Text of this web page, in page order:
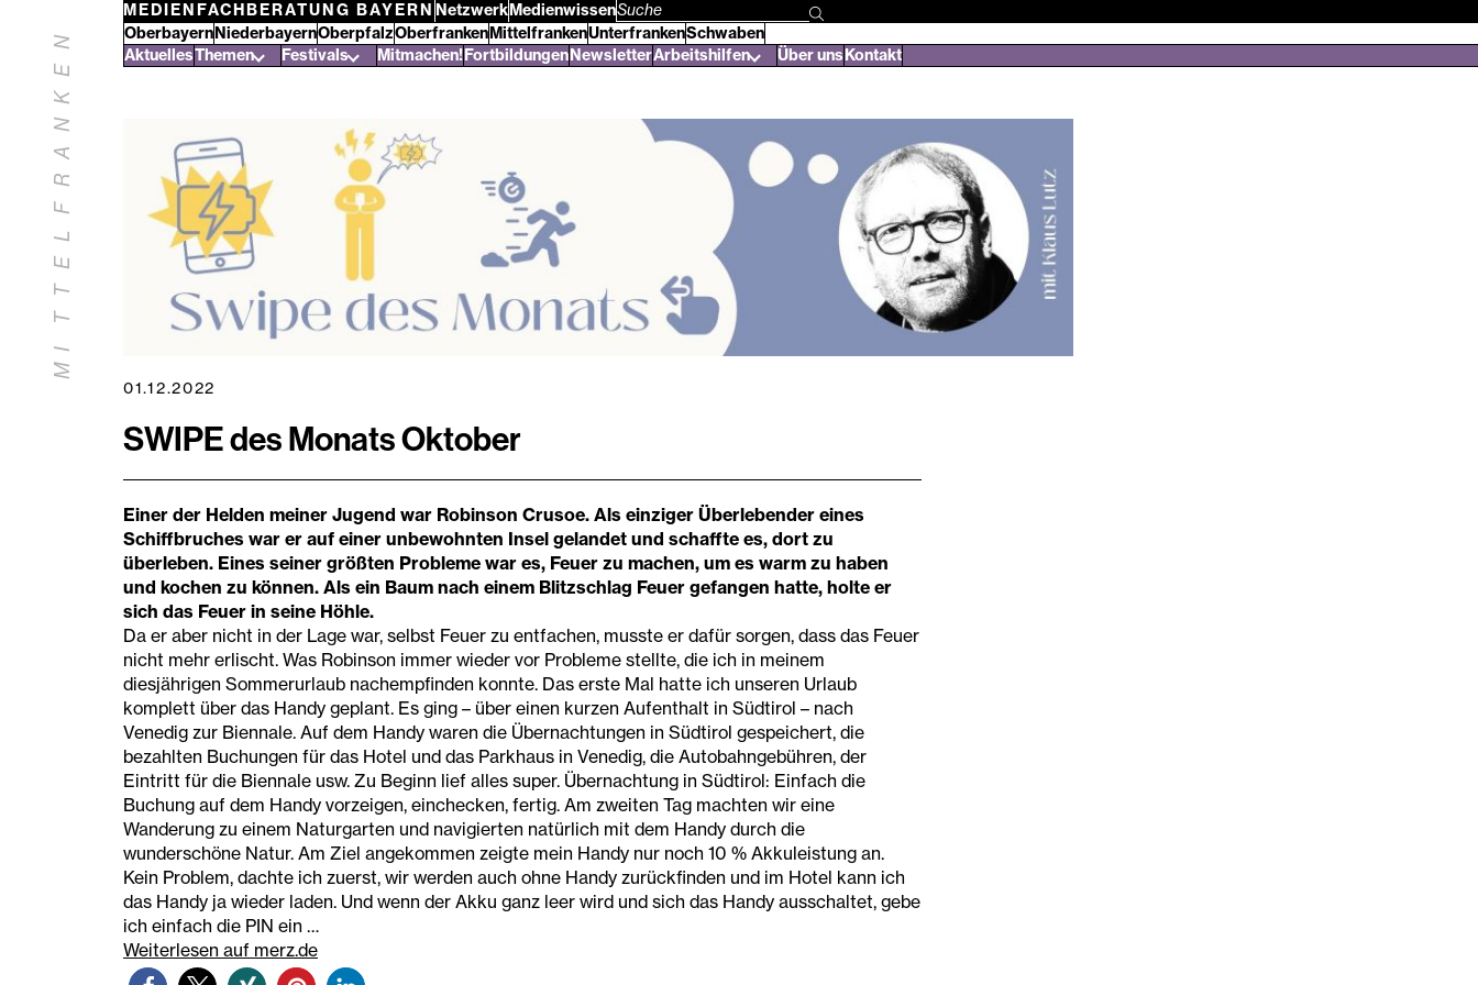
springen
MEDIENFACHBERATUNG BAYERN NetzwerkMedienwissen
Suchbegriff
eingeben
Bezirke
OberbayernNiederbayernOberpfalzOberfrankenMittelfrankenUnterfrankenSchwaben
Mittelfranken
AktuellesThemen Festivals Mitmachen!FortbildungenNewsletterArbeitshilfen Über unsKontakt
N
E
K
N
A
R
F
L
E
T
T
I
M
01.12.2022
SWIPE des Monats Oktober
Einer der Helden meiner Jugend war Robinson Crusoe. Als einziger Überlebender eines
Schiffbruches war er auf einer unbewohnten Insel gelandet und schaffte es, dort zu
überleben. Eines seiner größten Probleme war es, Feuer zu machen, um es warm zu haben
und kochen zu können. Als ein Baum nach einem Blitzschlag Feuer gefangen hatte, holte er
sich das Feuer in seine Höhle.
Da er aber nicht in der Lage war, selbst Feuer zu entfachen, musste er dafür sorgen, dass das Feuer
nicht mehr erlischt. Was Robinson immer wieder vor Probleme stellte, die ich in meinem
diesjährigen Sommerurlaub nachempfinden konnte. Das erste Mal hatte ich unseren Urlaub
komplett über das Handy geplant. Es ging – über einen kurzen Aufenthalt in Südtirol – nach
Venedig zur Biennale. Auf dem Handy waren die Übernachtungen in Südtirol gespeichert, die
bezahlten Buchungen für das Hotel und das Parkhaus in Venedig, die Autobahngebühren, der
Eintritt für die Biennale usw. Zu Beginn lief alles super. Übernachtung in Südtirol: Einfach die
Buchung auf dem Handy vorzeigen, einchecken, fertig. Am zweiten Tag machten wir eine
Wanderung zu einem Naturgarten und navigierten natürlich mit dem Handy durch die
wunderschöne Natur. Am Ziel angekommen zeigte mein Handy nur noch 10 % Akkuleistung an.
Kein Problem, dachte ich zuerst, wir werden auch ohne Handy zurückfinden und im Hotel kann ich
das Handy ja wieder laden. Und wenn der Akku ganz leer wird und sich das Handy ausschaltet, gebe
ich einfach die PIN ein …
Weiterlesen auf merz.de